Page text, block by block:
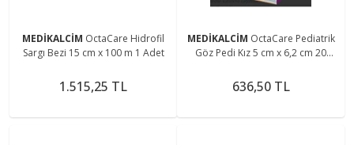
MEDİKALCİM OctaCare Hidrofil
Sargı Bezi 15 cm x 100 m 1 Adet
1.515,25 TL
MEDİKALCİM OctaCare Pediatrik
Göz Pedi Kız 5 cm x 6,2 cm 20
636,50 TL